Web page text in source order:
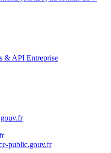
& API Entreprise
public.gouv.fr